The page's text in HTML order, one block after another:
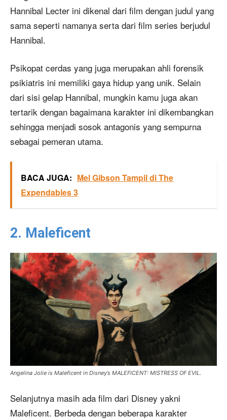
Hannibal Lecter ini dikenal dari film dengan judul yang
sama seperti namanya serta dari film series berjudul
Hannibal.
Psikopat cerdas yang juga merupakan ahli forensik
psikiatris ini memiliki gaya hidup yang unik. Selain
dari sisi gelap Hannibal, mungkin kamu juga akan
tertarik dengan bagaimana karakter ini dikembangkan
sehingga menjadi sosok antagonis yang sempurna
sebagai pemeran utama.
BACA JUGA: Mel Gibson Tampil di The
Expendables 3
2. Maleficent
Angelina Jolie is Maleficent in Disney’s MALEFICENT: MISTRESS OF EVIL.
Selanjutnya masih ada film dari Disney yakni
Maleficent. Berbeda dengan beberapa karakter